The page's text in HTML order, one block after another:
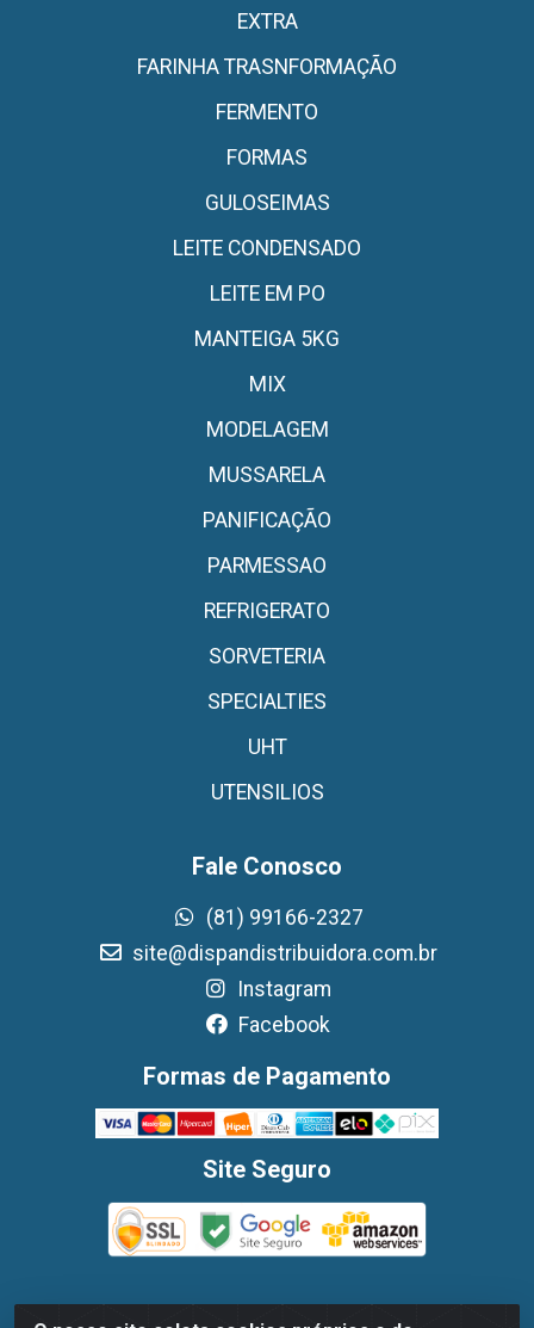
EXTRA
FARINHA TRASNFORMAÇÃO
FERMENTO
FORMAS
GULOSEIMAS
LEITE CONDENSADO
LEITE EM PO
MANTEIGA 5KG
MIX
MODELAGEM
MUSSARELA
PANIFICAÇÃO
PARMESSAO
REFRIGERATO
SORVETERIA
SPECIALTIES
UHT
UTENSILIOS
Fale Conosco
(81) 99166-2327
site@dispandistribuidora.com.br
Instagram
Facebook
Formas de Pagamento
Site Seguro